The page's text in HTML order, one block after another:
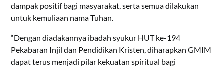
dampak positif bagi masyarakat, serta semua dilakukan
untuk kemuliaan nama Tuhan.
“Dengan diadakannya ibadah syukur HUT ke-194
Pekabaran Injil dan Pendidikan Kristen, diharapkan GMIM
dapat terus menjadi pilar kekuatan spiritual bagi